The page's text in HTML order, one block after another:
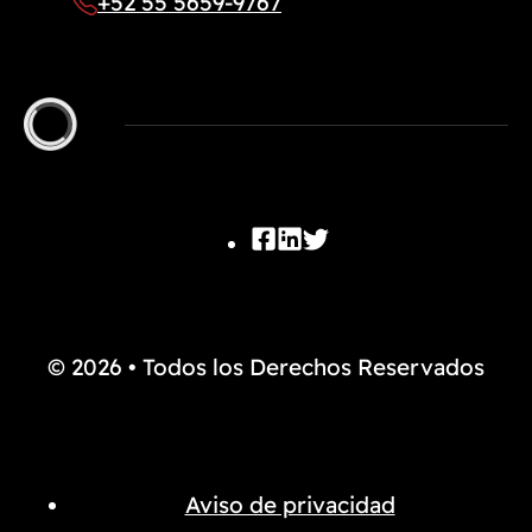
© 2026 • Todos los Derechos Reservados
Aviso de privacidad